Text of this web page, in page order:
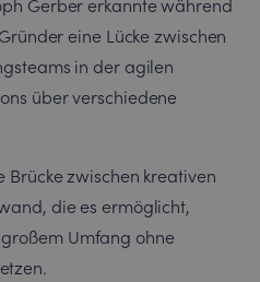
Gerber erkannte während
eine Lücke zwischen
in der agilen
über verschiedene
Brücke zwischen kreativen
die es ermöglicht,
Umfang ohne